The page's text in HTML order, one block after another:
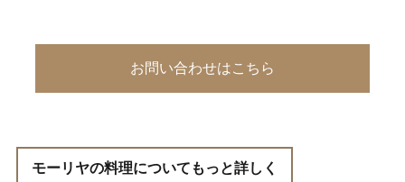
お問い合わせはこちら
モーリヤの料理についてもっと詳しく